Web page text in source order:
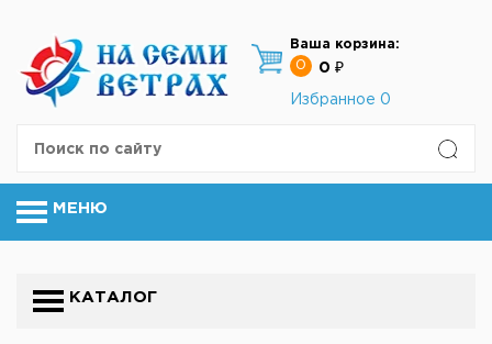
Ваша корзина:
0
0 ₽
Избранное 0
МЕНЮ
КАТАЛОГ